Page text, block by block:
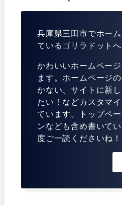
兵庫県三田市でホー
ているゴリラドット
かわいいホームペー
ます。ホームページ
かない、サイトに新
たい！などカスタマ
ています。トップペ
ンなども含め書いて
度ご一読くださいね！